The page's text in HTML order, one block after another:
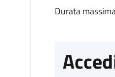
Durata